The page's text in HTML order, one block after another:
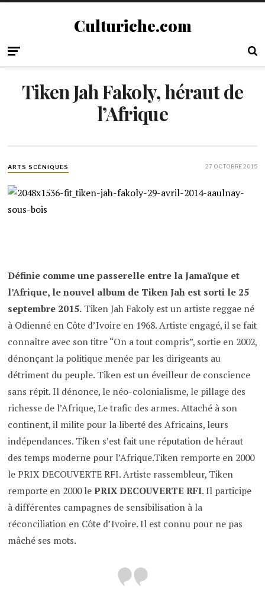
Culturiche.com
Tiken Jah Fakoly, héraut de
l’Afrique
ARTS SCÉNIQUES 27 OCTOBRE 2015
Définie comme une passerelle entre la Jamaïque et
l’Afrique, le nouvel album de Tiken Jah est sorti le 25
septembre 2015. Tiken Jah Fakoly est un artiste reggae né
à Odienné en Côte d’Ivoire en 1968. Artiste engagé, il se fait
connaître avec son titre “On a tout compris”, sortie en 2002,
dénonçant la politique menée par les dirigeants au
détriment du peuple. Tiken est un éveilleur de conscience
sans répit. Il dénonce, le néo-colonialisme, le pillage des
richesse de l’Afrique, Le trafic des armes. Attaché à son
continent, il milite pour la liberté des Africains, leurs
indépendances. Tiken s’est fait une réputation de héraut
des temps moderne pour l’Afrique.Tiken remporte en 2000
le PRIX DECOUVERTE RFI. Artiste rassembleur, Tiken
remporte en 2000 lePRIX DECOUVERTE RFI. Il participe
à différentes campagnes de sensibilisation à la
réconciliation en Côte d’Ivoire. Il est connu pour ne pas
mâché ses mots.